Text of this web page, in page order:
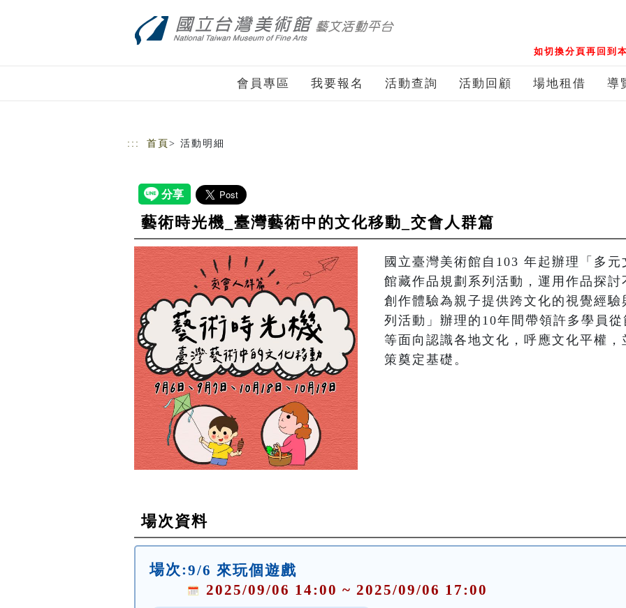
如切換分頁再回到
會員專區 我要報名 活動查詢 活動回顧 場地租借 導
::: 首頁 > 活動明細
藝術時光機_臺灣藝術中的文化移動_交會人群篇
國立臺灣美術館自103 年起辦理「多
館藏作品規劃系列活動，運用作品探
創作體驗為親子提供跨文化的視覺經
列活動」辦理的10年間帶領許多學員
等面向認識各地文化，呼應文化平權
策奠定基礎。
場次資料
場次:9/6 來玩個遊戲
2025/09/06 14:00 ~ 2025/09/06 17:00